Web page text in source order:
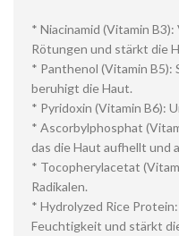
* Niacinamid (Vitamin
Rötungen und stärkt die
* Panthenol (Vitamin
beruhigt die Haut.
* Pyridoxin (Vitamin B6):
* Ascorbylphosphat
das die Haut aufhellt und
* Tocopherylacetat
Radikalen.
* Hydrolyzed Rice
Feuchtigkeit und stärkt